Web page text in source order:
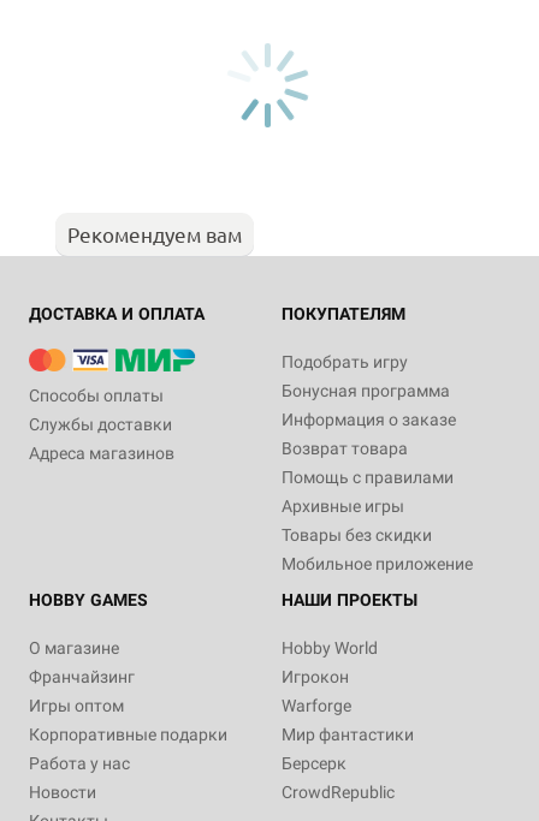
Рекомендуем вам
ДОСТАВКА И ОПЛАТА
Способы оплаты
Службы доставки
Адреса магазинов
ПОКУПАТЕЛЯМ
Подобрать игру
Бонусная программа
Информация о заказе
Возврат товара
Помощь с правилами
Архивные игры
Товары без скидки
Мобильное приложение
HOBBY GAMES
О магазине
Франчайзинг
Игры оптом
Корпоративные подарки
Работа у нас
Новости
НАШИ ПРОЕКТЫ
Hobby World
Игрокон
Warforge
Мир фантастики
Берсерк
CrowdRepublic